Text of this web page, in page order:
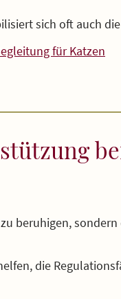
sich oft auch
für Katzen
beruhigen,
die